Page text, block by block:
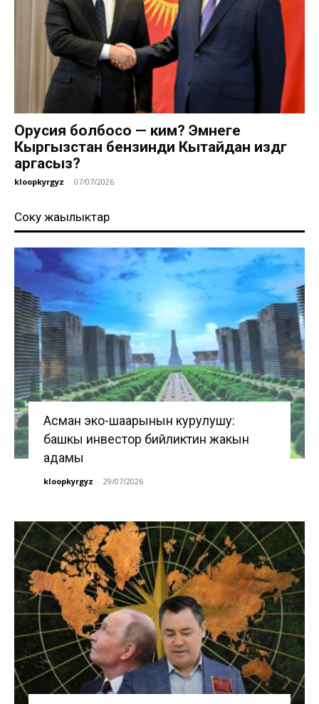
Орусия болбосо — ким? Эмнеге
Кыргызстан бензинди Кытайдан издөөгө
аргасыз?
kloopkyrgyz - 07/07/2026
Соңку жаңылыктар
Асман эко-шаарынын курулушу:
башкы инвестор бийликтин жакын
адамы
kloopkyrgyz - 29/07/2026